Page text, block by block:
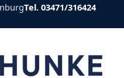
Tel. 03471/316424